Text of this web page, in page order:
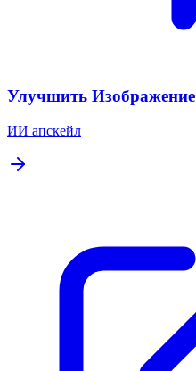
Улучшить Изображение
ИИ апскейл